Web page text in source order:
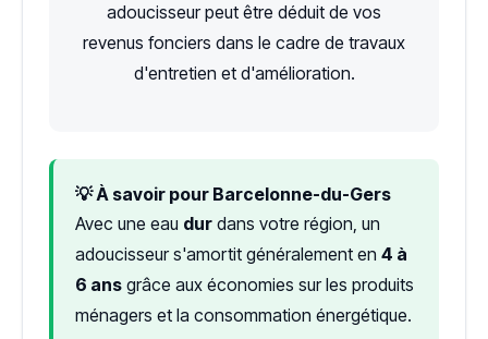
adoucisseur peut être déduit de vos
revenus fonciers dans le cadre de travaux
d'entretien et d'amélioration.
💡 À savoir pour Barcelonne-du-Gers
Avec une eau dur dans votre région, un
adoucisseur s'amortit généralement en 4 à
6 ans grâce aux économies sur les produits
ménagers et la consommation énergétique.